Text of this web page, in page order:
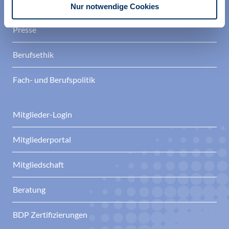
Nur notwendige Cookies
Presse
Berufsethik
Fach- und Berufspolitik
Mitglieder-Login
Mitgliederportal
Mitgliedschaft
Beratung
BDP Zertifizierungen